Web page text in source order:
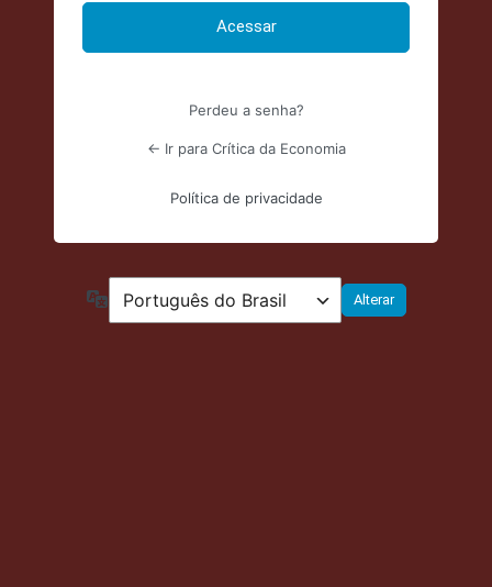
Perdeu a senha?
← Ir para Crítica da Economia
Política de privacidade
Idioma